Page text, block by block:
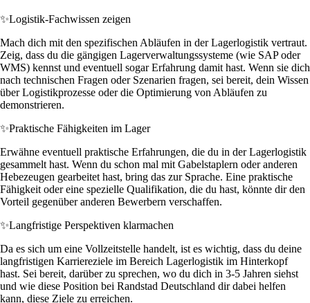
✨Logistik-Fachwissen zeigen
Mach dich mit den spezifischen Abläufen in der Lagerlogistik vertraut.
Zeig, dass du die gängigen Lagerverwaltungssysteme (wie SAP oder
WMS) kennst und eventuell sogar Erfahrung damit hast. Wenn sie dich
nach technischen Fragen oder Szenarien fragen, sei bereit, dein Wissen
über Logistikprozesse oder die Optimierung von Abläufen zu
demonstrieren.
✨Praktische Fähigkeiten im Lager
Erwähne eventuell praktische Erfahrungen, die du in der Lagerlogistik
gesammelt hast. Wenn du schon mal mit Gabelstaplern oder anderen
Hebezeugen gearbeitet hast, bring das zur Sprache. Eine praktische
Fähigkeit oder eine spezielle Qualifikation, die du hast, könnte dir den
Vorteil gegenüber anderen Bewerbern verschaffen.
✨Langfristige Perspektiven klarmachen
Da es sich um eine Vollzeitstelle handelt, ist es wichtig, dass du deine
langfristigen Karriereziele im Bereich Lagerlogistik im Hinterkopf
hast. Sei bereit, darüber zu sprechen, wo du dich in 3-5 Jahren siehst
und wie diese Position bei Randstad Deutschland dir dabei helfen
kann, diese Ziele zu erreichen.